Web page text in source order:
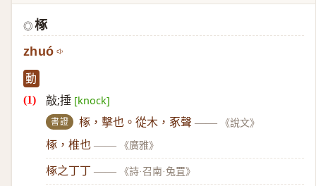
◎ 椓
zhuó
動
敲;捶 [knock]
書證 椓，擊也。從木，豖聲 —— 《說文》
椓，椎也 —— 《廣雅》
椓之丁丁 —— 《詩·召南·兔罝》